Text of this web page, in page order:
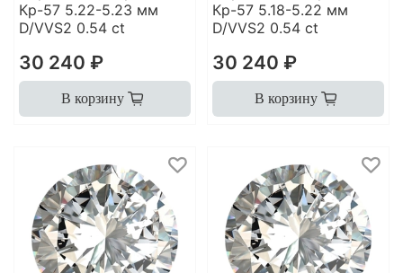
Кр-57 5.22-5.23 мм
D/VVS2 0.54 ct
30 240 ₽
В корзину
Кр-57 5.18-5.22 мм
D/VVS2 0.54 ct
30 240 ₽
В корзину